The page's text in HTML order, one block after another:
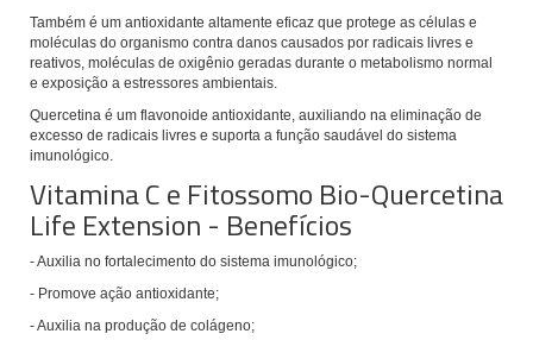
Também é um antioxidante altamente eficaz que protege as células e
moléculas do organismo contra danos causados por radicais livres e
reativos, moléculas de oxigênio geradas durante o metabolismo normal
e exposição a estressores ambientais.
Quercetina é um flavonoide antioxidante, auxiliando na eliminação de
excesso de radicais livres e suporta a função saudável do sistema
imunológico.
Vitamina C e Fitossomo Bio-Quercetina
Life Extension - Benefícios
- Auxilia no fortalecimento do sistema imunológico;
- Promove ação antioxidante;
- Auxilia na produção de colágeno;